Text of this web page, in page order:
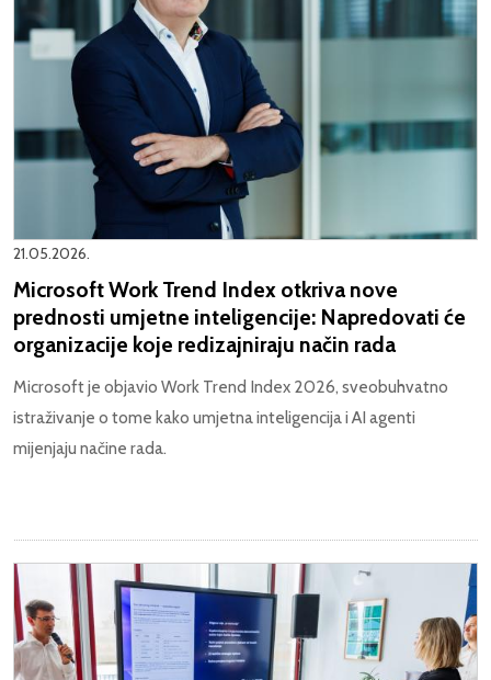
21.05.2026.
Microsoft Work Trend Index otkriva nove
prednosti umjetne inteligencije: Napredovati će
organizacije koje redizajniraju način rada
Microsoft je objavio Work Trend Index 2026, sveobuhvatno
istraživanje o tome kako umjetna inteligencija i AI agenti
mijenjaju načine rada.